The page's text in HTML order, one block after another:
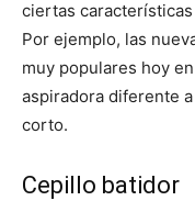
ciertas
Por ejemplo, las
muy populares hoy
aspiradora diferente
corto.
Cepillo batidor